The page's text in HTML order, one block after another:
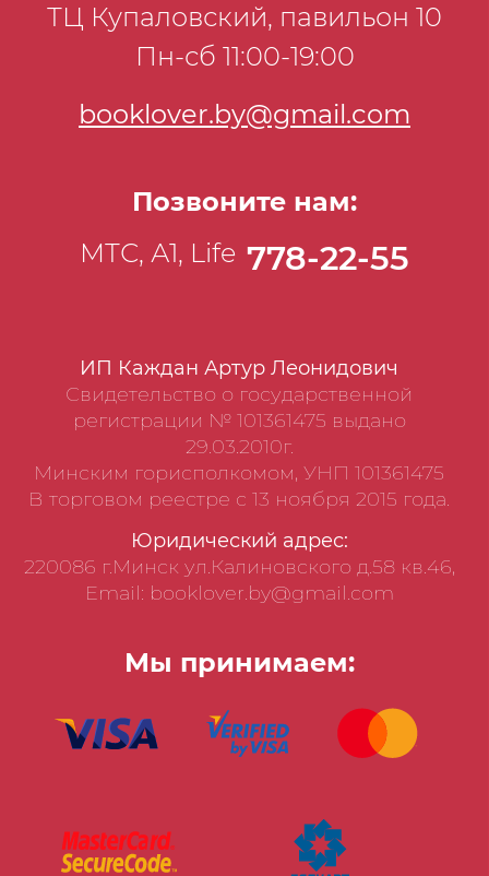
ИП Каждан Артур Леонидович
Свидетельство о государственной
регистрации № 101361475 выдано
29.03.2010г.
Минским горисполкомом, УНП 101361475
В торговом реестре с 13 ноября 2015 года.
Юридический адрес:
220086 г.Минск ул.Калиновского д.58 кв.46,
Email: booklover.by@gmail.com
Мы принимаем:
ТЦ Купаловский, павильон 10
Пн-сб 11:00-19:00
booklover.by@gmail.com
Позвоните нам:
МТС, А1, Life 778-22-55